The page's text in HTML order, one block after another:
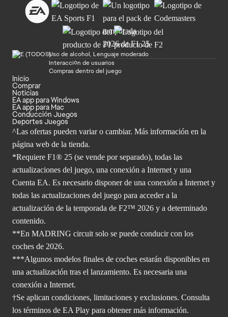
Uso de alcohol, Lenguaje moderado
Interacción de usuarios
Compras dentro del juego
Inicio
Comprar
Noticias
EA app para Windows
EA app para Mac
Conducción Juegos
Deportes Juegos
^Las ofertas pueden variar o cambiar. Más información en la
página web de la tienda.
*Requiere F1® 25 (se vende por separado), todas las
actualizaciones del juego, una conexión a Internet y una
Cuenta EA. Es necesario disponer de una conexión a Internet y
todas las actualizaciones del juego para acceder a la
actualización de la temporada de F2™ 2026 y a determinado
contenido.
**En MADRING circuit solo se puede conducir con los
coches de 2026.
***Algunos modelos finales de coches estarán disponibles en
una actualización tras el lanzamiento. Es necesaria una
conexión a Internet.
†Se aplican condiciones, limitaciones y exclusiones. Consulta
los términos de EA Play para obtener más información.